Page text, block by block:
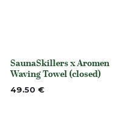
Out of stock
SaunaSkillers x Aromen
Waving Towel (closed)
49.50 €